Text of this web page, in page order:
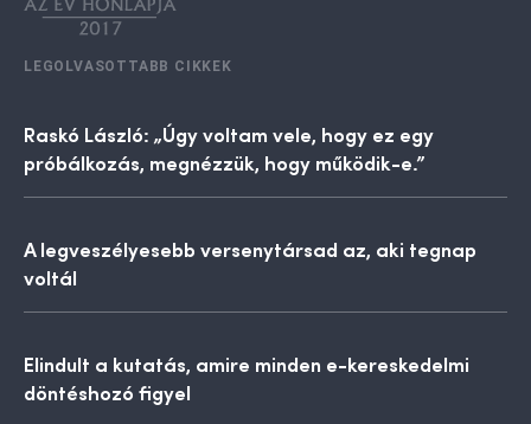
LEGOLVASOTTABB CIKKEK
Raskó László: „Úgy voltam vele, hogy ez egy
próbálkozás, megnézzük, hogy működik-e.”
A legveszélyesebb versenytársad az, aki tegnap
voltál
Elindult a kutatás, amire minden e-kereskedelmi
döntéshozó figyel